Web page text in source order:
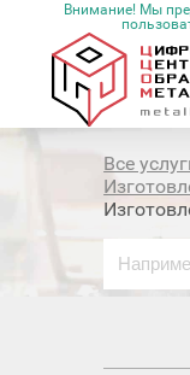
Внимание! Мы
Все